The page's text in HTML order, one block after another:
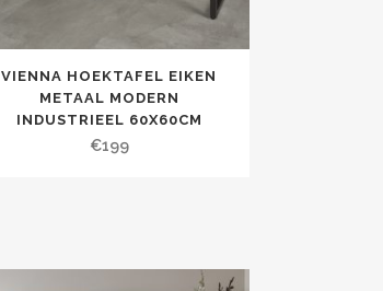
VIENNA HOEKTAFEL EIKEN
METAAL MODERN
INDUSTRIEEL 60X60CM
€199